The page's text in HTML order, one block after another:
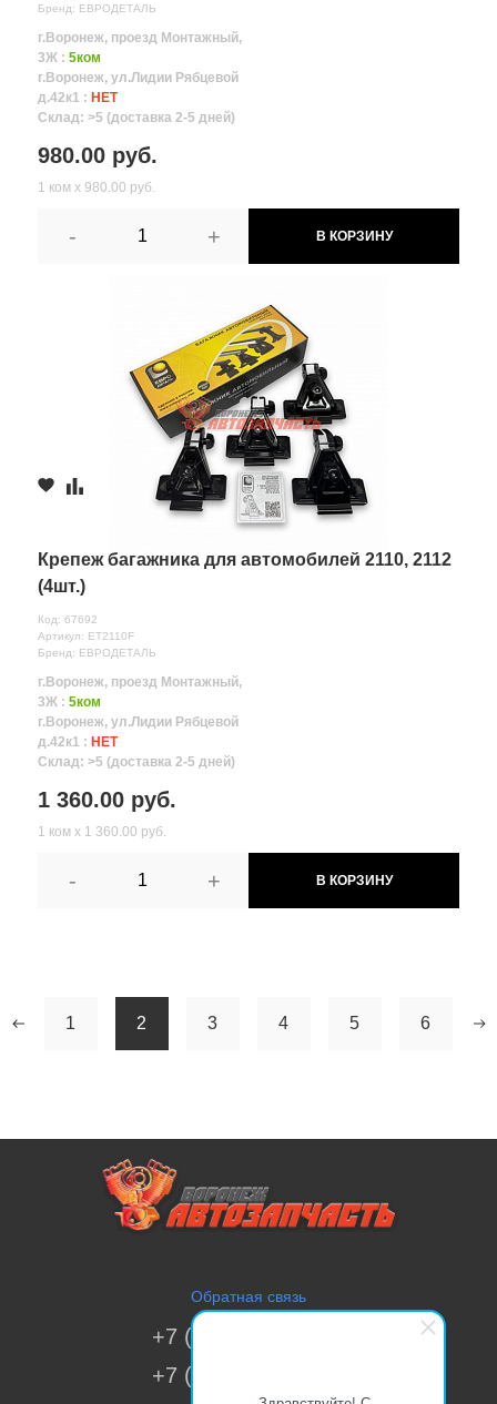
Бренд: ЕВРОДЕТАЛЬ
г.Воронеж, проезд Монтажный,
3Ж : 5ком
г.Воронеж, ул.Лидии Рябцевой
д.42к1 : НЕТ
Склад: >5 (доставка 2-5 дней)
980.00 руб.
1 ком х 980.00 руб.
- + В КОРЗИНУ
Крепеж багажника для автомобилей 2110, 2112
(4шт.)
Код: 67692
Артикул: ET2110F
Бренд: ЕВРОДЕТАЛЬ
г.Воронеж, проезд Монтажный,
3Ж : 5ком
г.Воронеж, ул.Лидии Рябцевой
д.42к1 : НЕТ
Склад: >5 (доставка 2-5 дней)
1 360.00 руб.
1 ком х 1 360.00 руб.
- + В КОРЗИНУ
1 2 3 4 5 6
Обратная связь
+7 (473) 269-41-51
+7 (473) 200-70-00